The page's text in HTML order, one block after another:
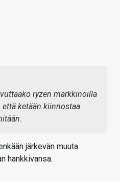
ryzen markkinoilla
ketään kiinnostaa
järkevän muuta
hankkivansa.